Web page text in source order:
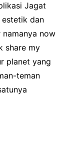
Jagat
estetik dan
now
share my
planet yang
teman